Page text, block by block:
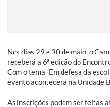
Nos dias 29 e 30 de maio, o
receberá a 6ª edição do
Com o tema “Em defesa da
evento acontecerá na Unidade
As inscrições podem ser feitas